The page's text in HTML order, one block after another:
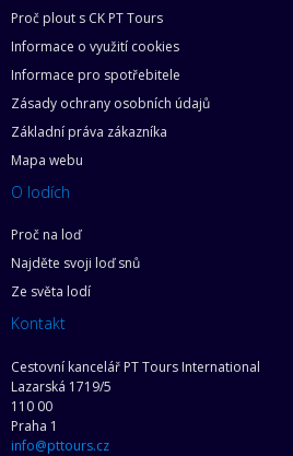
Proč plout s CK PT Tours
Informace o využití cookies
Informace pro spotřebitele
Zásady ochrany osobních údajů
Základní práva zákazníka
Mapa webu
O lodích
Proč na loď
Najděte svoji loď snů
Ze světa lodí
Kontakt
Cestovní kancelář PT Tours International
Lazarská 1719/5
110 00
Praha 1
info@pttours.cz